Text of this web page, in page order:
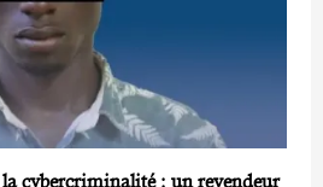
cybercriminalité : un revendeur